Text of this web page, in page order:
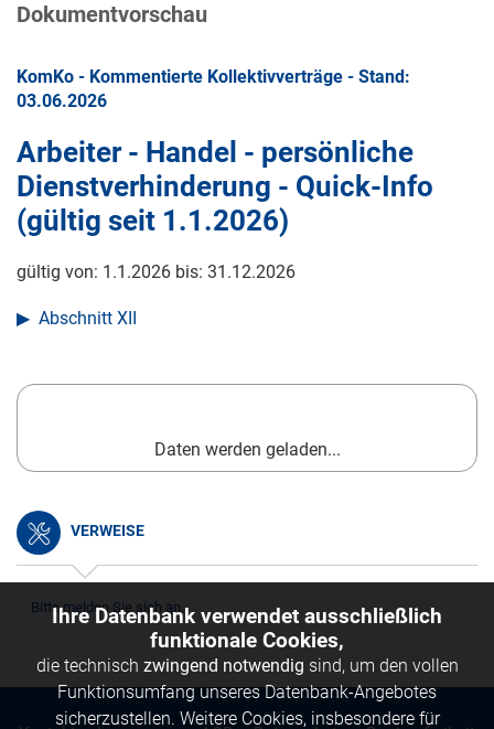
Dokumentvorschau
KomKo - Kommentierte Kollektivverträge - Stand:
03.06.2026
Arbeiter - Handel - persönliche
Dienstverhinderung - Quick-Info
(gültig seit 1.1.2026)
gültig von: 1.1.2026 bis: 31.12.2026
Abschnitt XII
Daten werden geladen...
VERWEISE
Bitte melden Sie sich an.
Ihre Datenbank verwendet ausschließlich
funktionale Cookies,
die technisch zwingend notwendig sind, um den vollen
Funktionsumfang unseres Datenbank-Angebotes
sicherzustellen. Weitere Cookies, insbesondere für